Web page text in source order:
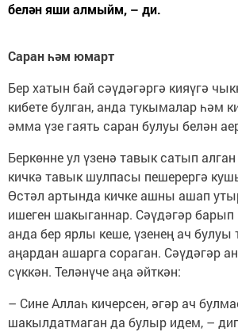
белән яши алмыйм, – ди.
Саран һәм юмарт
Бер хатын бай сәүдәгәргә кияүгә
кибете булган, анда тукымалар һәм
әмма үзе гаять саран булуы белән
Беркөнне ул үзенә тавык сатып
кичкә тавык шулпасы пешерергә
Өстәл артында кичке ашны ашап
ишеген шакыганнар. Сәүдәгәр барып
анда бер ярлы кеше, үзенең ач булуы
аңардан ашарга сораган. Сәүдәгәр
сүккән. Теләнүче аңа әйткән:
– Сине Аллаһ кичерсен, әгәр ач
шакылдатмаган да булыр идем, –